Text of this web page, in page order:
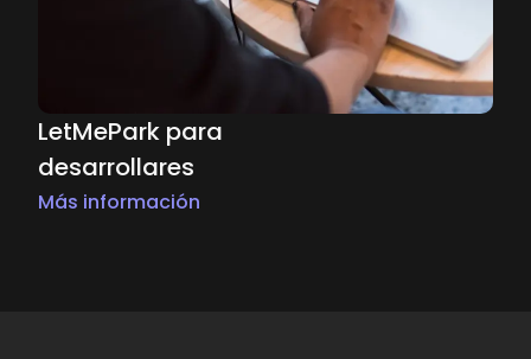
LetMePark para
desarrollares
Más información